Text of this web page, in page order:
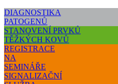
DIAGNOSTIKA
PATOGENŮ
STANOVENÍ PRVKŮ
TĚŽKÝCH KOVŮ
REGISTRACE
NA
SEMINÁŘE
SIGNALIZAČNÍ